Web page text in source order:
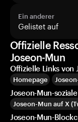
Ein anderer
Gelistet auf
Offizielle
Joseon-Mun
Offizielle Links von
Homepage
Joseon-Mun-
Joseon-Mun auf X
Joseon-Mun-